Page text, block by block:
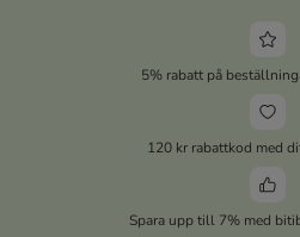
5% rabatt på
120 kr rabattkod med
Spara upp till 7% med